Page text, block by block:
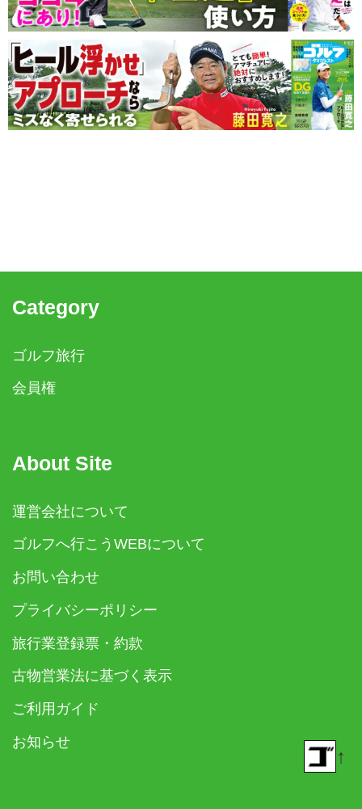
Category
ゴルフ旅行
会員権
About Site
運営会社について
ゴルフへ行こうWEBについて
お問い合わせ
プライバシーポリシー
旅行業登録票・約款
古物営業法に基づく表示
ご利用ガイド
お知らせ
↑